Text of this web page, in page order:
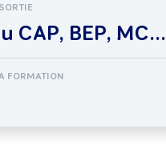
CAP, BEP, MC...
FORMATION